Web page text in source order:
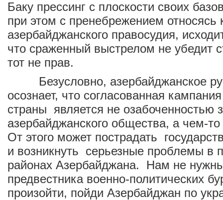
Баку прессинг с плоскости своих
при этом с пренебрежением относясь
азербайджанского правосудия,
что сраженный выстрелом не убедит
тот не прав.
Безусловно, азербайджанское
осознает, что согласованная
страны является не озабоченностью
азербайджанского общества, а чем-
От этого может пострадать
и возникнуть серьезные проблемы в
районах Азербайджана. Нам не
предвестника военно-политических
произойти, пойди Азербайджан по